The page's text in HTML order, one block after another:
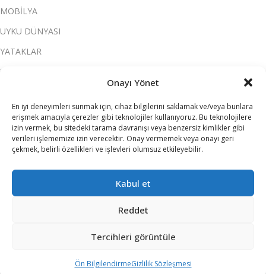
Onayı Yönet
En iyi deneyimleri sunmak için, cihaz bilgilerini saklamak ve/veya bunlara
erişmek amacıyla çerezler gibi teknolojiler kullanıyoruz. Bu teknolojilere
izin vermek, bu sitedeki tarama davranışı veya benzersiz kimlikler gibi
verileri işlememize izin verecektir. Onay vermemek veya onayı geri
çekmek, belirli özellikleri ve işlevleri olumsuz etkileyebilir.
Kabul et
Reddet
Tercihleri görüntüle
Ön BilgilendirmeGizlilik Sözleşmesi
MOBİLYA
UYKU DÜNYASI
YATAKLAR
YATAK ODASI
KOLTUK TAKIMI
YEMEK ODASI
SOFRA & MUTFAK
ELEKTRİKLİ EV ALETLERİ
ATILIM ALIŞVERİŞ MERKEZLERİ 2026 TÜM HAKLARI SAKLIDIR.